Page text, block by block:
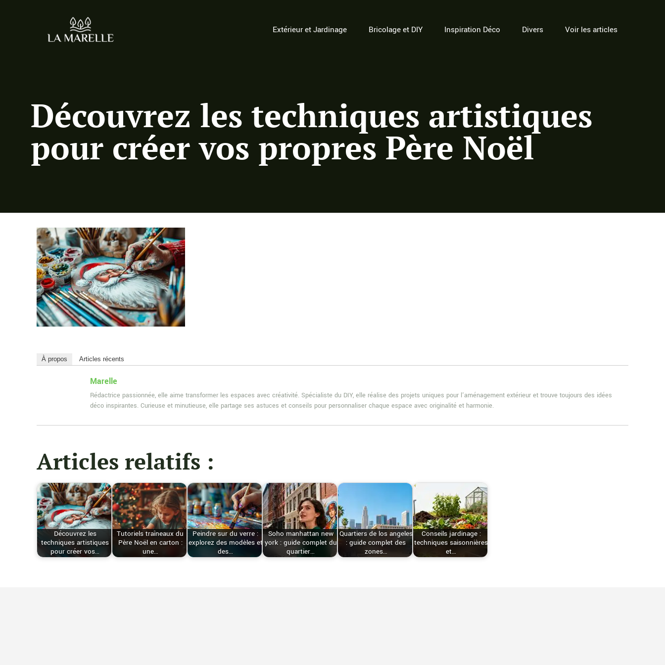
Extérieur et Jardinage Bricolage et DIY Inspiration Déco Divers Voir les articles
Découvrez les techniques artistiques
pour créer vos propres Père Noël
À propos Articles récents
Marelle
Rédactrice passionnée, elle aime transformer les espaces avec créativité. Spécialiste du DIY, elle réalise des projets uniques pour l'aménagement extérieur et trouve toujours des idées
déco inspirantes. Curieuse et minutieuse, elle partage ses astuces et conseils pour personnaliser chaque espace avec originalité et harmonie.
Articles relatifs :
Découvrez les
techniques artistiques
pour créer vos…
Tutoriels traîneaux du
Père Noël en carton :
une…
Peindre sur du verre :
explorez des modèles et
des…
Soho manhattan new
york : guide complet du
quartier…
Quartiers de los angeles
: guide complet des
zones…
Conseils jardinage :
techniques saisonnières
et…